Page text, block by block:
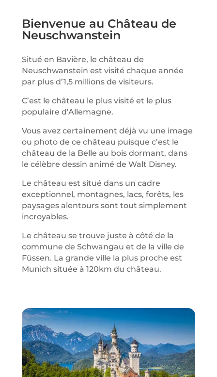
Bienvenue au Château de
Neuschwanstein
Situé en Bavière, le château de
Neuschwanstein est visité chaque année
par plus d’1,5 millions de visiteurs.
C’est le château le plus visité et le plus
populaire d’Allemagne.
Vous avez certainement déjà vu une image
ou photo de ce château puisque c’est le
château de la Belle au bois dormant, dans
le célèbre dessin animé de Walt Disney.
Le château est situé dans un cadre
exceptionnel, montagnes, lacs, forêts, les
paysages alentours sont tout simplement
incroyables.
Le château se trouve juste à côté de la
commune de Schwangau et de la ville de
Füssen. La grande ville la plus proche est
Munich située à 120km du château.